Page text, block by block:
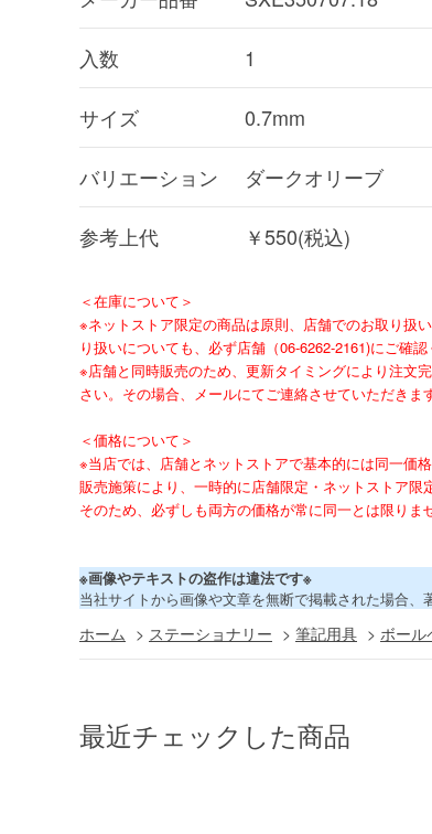
入数 1
サイズ 0.7mm
バリエーション ダークオリーブ
参考上代 ￥550(税込)
＜在庫について＞
※ネットストア限定の商品は原則、店舗でのお取り扱
り扱いについても、必ず店舗（06-6262-2161)にご確認
※店舗と同時販売のため、更新タイミングにより注文
さい。その場合、メールにてご連絡させていただきます
＜価格について＞
※当店では、店舗とネットストアで基本的には同一価
販売施策により、一時的に店舗限定・ネットストア限
そのため、必ずしも両方の価格が常に同一とは限りま
※画像やテキストの盗作は違法です※
当社サイトから画像や文章を無断で掲載された場合、
ホーム > ステーショナリー > 筆記用具 > ボール
最近チェックした商品